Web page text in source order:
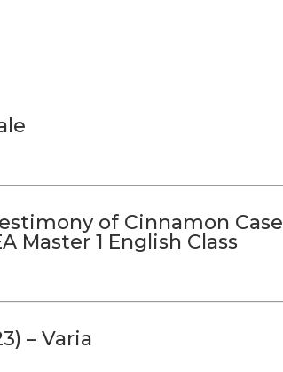
of Cinnamon Case
Master 1 English Class
– Varia